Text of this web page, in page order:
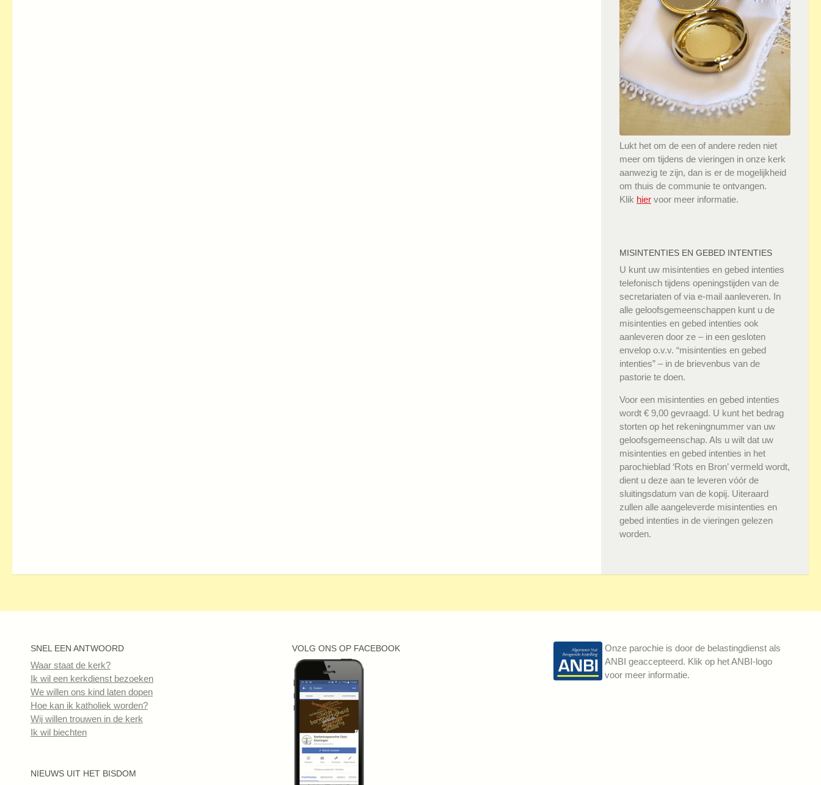
Lukt het om de een of andere reden niet
meer om tijdens de vieringen in onze kerk
aanwezig te zijn, dan is er de mogelijkheid
om thuis de communie te ontvangen.
Klik hier voor meer informatie.
MISINTENTIES EN GEBED INTENTIES
U kunt uw misintenties en gebed intenties
telefonisch tijdens openingstijden van de
secretariaten of via e-mail aanleveren. In
alle geloofsgemeenschappen kunt u de
misintenties en gebed intenties ook
aanleveren door ze – in een gesloten
envelop o.v.v. “misintenties en gebed
intenties” – in de brievenbus van de
pastorie te doen.
Voor een misintenties en gebed intenties
wordt € 9,00 gevraagd. U kunt het bedrag
storten op het rekeningnummer van uw
geloofsgemeenschap. Als u wilt dat uw
misintenties en gebed intenties in het
parochieblad ‘Rots en Bron’ vermeld wordt,
dient u deze aan te leveren vóór de
sluitingsdatum van de kopij. Uiteraard
zullen alle aangeleverde misintenties en
gebed intenties in de vieringen gelezen
worden.
SNEL EEN ANTWOORD
Waar staat de kerk?
Ik wil een kerkdienst bezoeken
We willen ons kind laten dopen
Hoe kan ik katholiek worden?
Wij willen trouwen in de kerk
Ik wil biechten
NIEUWS UIT HET BISDOM
VOLG ONS OP FACEBOOK
Onze parochie is door de belastingdienst als
ANBI geaccepteerd. Klik op het ANBI-logo
voor meer informatie.